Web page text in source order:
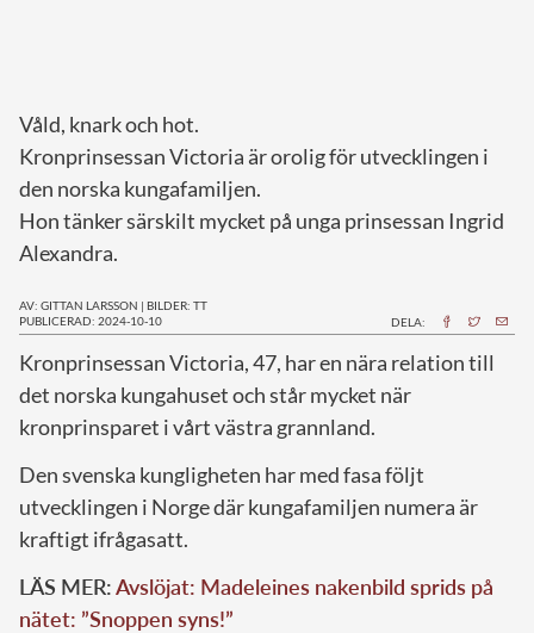
Våld, knark och hot.
Kronprinsessan Victoria är orolig för utvecklingen i
den norska kungafamiljen.
Hon tänker särskilt mycket på unga prinsessan Ingrid
Alexandra.
AV: GITTAN LARSSON | BILDER: TT
PUBLICERAD: 2024-10-10
DELA:
Kronprinsessan Victoria, 47, har en nära relation till
det norska kungahuset och står mycket när
kronprinsparet i vårt västra grannland.
Den svenska kungligheten har med fasa följt
utvecklingen i Norge där kungafamiljen numera är
kraftigt ifrågasatt.
LÄS MER:Avslöjat: Madeleines nakenbild sprids på
nätet: ”Snoppen syns!”